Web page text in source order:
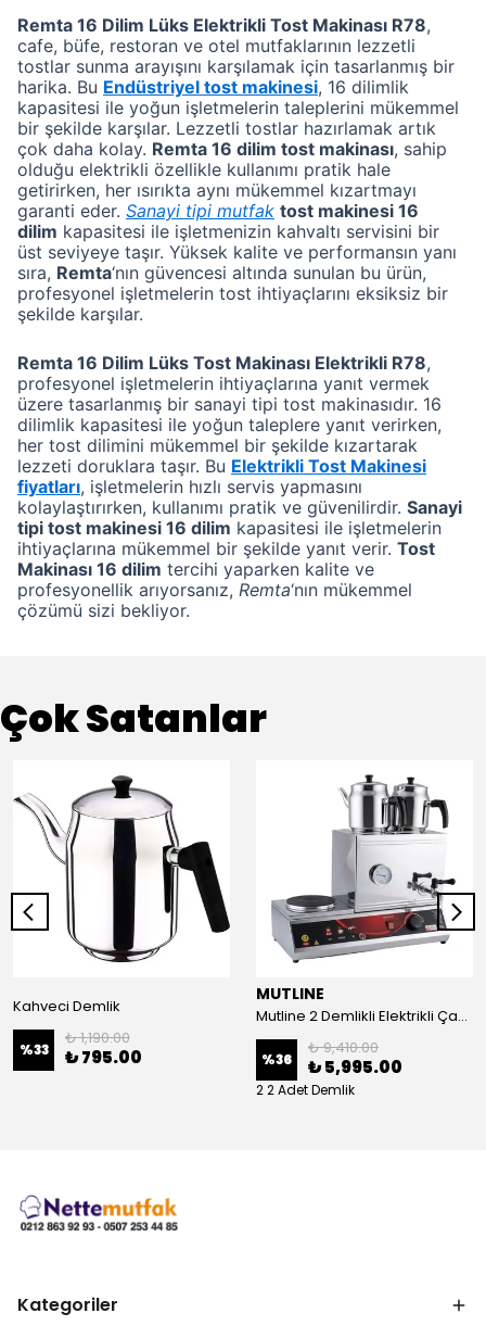
Remta 16 Dilim Lüks Elektrikli Tost Makinası R78,
cafe, büfe, restoran ve otel mutfaklarının lezzetli
tostlar sunma arayışını karşılamak için tasarlanmış bir
harika. Bu Endüstriyel tost makinesi, 16 dilimlik
kapasitesi ile yoğun işletmelerin taleplerini mükemmel
bir şekilde karşılar. Lezzetli tostlar hazırlamak artık
çok daha kolay. Remta 16 dilim tost makinası, sahip
olduğu elektrikli özellikle kullanımı pratik hale
getirirken, her ısırıkta aynı mükemmel kızartmayı
garanti eder. Sanayi tipi mutfak tost makinesi 16
dilim kapasitesi ile işletmenizin kahvaltı servisini bir
üst seviyeye taşır. Yüksek kalite ve performansın yanı
sıra, Remta‘nın güvencesi altında sunulan bu ürün,
profesyonel işletmelerin tost ihtiyaçlarını eksiksiz bir
şekilde karşılar.
Remta 16 Dilim Lüks Tost Makinası Elektrikli R78,
profesyonel işletmelerin ihtiyaçlarına yanıt vermek
üzere tasarlanmış bir sanayi tipi tost makinasıdır. 16
dilimlik kapasitesi ile yoğun taleplere yanıt verirken,
her tost dilimini mükemmel bir şekilde kızartarak
lezzeti doruklara taşır. Bu Elektrikli Tost Makinesi
fiyatları, işletmelerin hızlı servis yapmasını
kolaylaştırırken, kullanımı pratik ve güvenilirdir. Sanayi
tipi tost makinesi 16 dilim kapasitesi ile işletmelerin
ihtiyaçlarına mükemmel bir şekilde yanıt verir. Tost
Makinası 16 dilim tercihi yaparken kalite ve
profesyonellik arıyorsanız, Remta‘nın mükemmel
çözümü sizi bekliyor.
Çok Satanlar
Kahveci Demlik
%33
₺ 1,190.00
₺ 795.00
MUTLINE
Mutline 2 Demlikli Elektrikli Çay Kazanı, Çay Ocağı 25 LT
%36
₺ 9,410.00
₺ 5,995.00
2 2 Adet Demlik
Kategoriler